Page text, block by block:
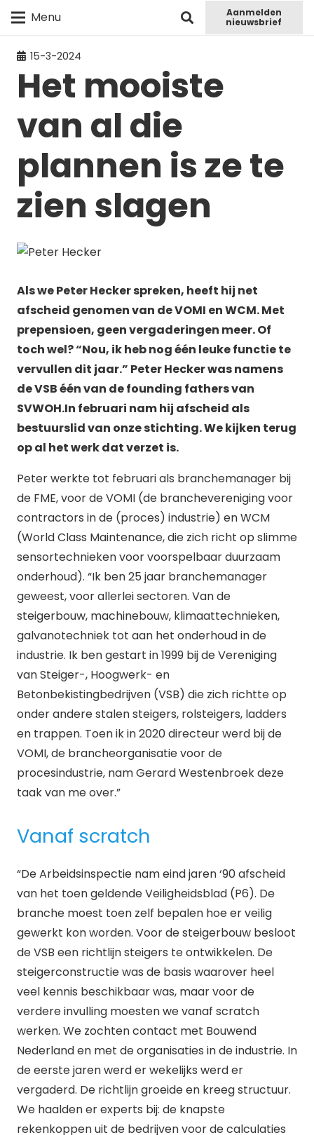
Menu
Aanmelden
nieuwsbrief
15-3-2024
Het mooiste
van al die
plannen is ze te
zien slagen
Als we Peter Hecker spreken, heeft hij net
afscheid genomen van de VOMI en WCM. Met
prepensioen, geen vergaderingen meer. Of
toch wel? “Nou, ik heb nog één leuke functie te
vervullen dit jaar.” Peter Hecker was namens
de VSB één van de founding fathers van
SVWOH.In februari nam hij afscheid als
bestuurslid van onze stichting. We kijken terug
op al het werk dat verzet is.
Peter werkte tot februari als branchemanager bij
de FME, voor de VOMI (de branchevereniging voor
contractors in de (proces) industrie) en WCM
(World Class Maintenance, die zich richt op slimme
sensortechnieken voor voorspelbaar duurzaam
onderhoud). “Ik ben 25 jaar branchemanager
geweest, voor allerlei sectoren. Van de
steigerbouw, machinebouw, klimaattechnieken,
galvanotechniek tot aan het onderhoud in de
industrie. Ik ben gestart in 1999 bij de Vereniging
van Steiger-, Hoogwerk- en
Betonbekistingbedrijven (VSB) die zich richtte op
onder andere stalen steigers, rolsteigers, ladders
en trappen. Toen ik in 2020 directeur werd bij de
VOMI, de brancheorganisatie voor de
procesindustrie, nam Gerard Westenbroek deze
taak van me over.”
Vanaf scratch
“De Arbeidsinspectie nam eind jaren ‘90 afscheid
van het toen geldende Veiligheidsblad (P6). De
branche moest toen zelf bepalen hoe er veilig
gewerkt kon worden. Voor de steigerbouw besloot
de VSB een richtlijn steigers te ontwikkelen. De
steigerconstructie was de basis waarover heel
veel kennis beschikbaar was, maar voor de
verdere invulling moesten we vanaf scratch
werken. We zochten contact met Bouwend
Nederland en met de organisaties in de industrie. In
de eerste jaren werd er wekelijks werd er
vergaderd. De richtlijn groeide en kreeg structuur.
We haalden er experts bij: de knapste
rekenkoppen uit de bedrijven voor de calculaties